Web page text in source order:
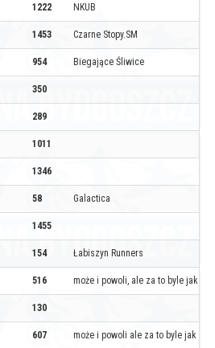
1222 NKUB
1453 Czarne Stopy.SM
954 Biegające Śliwice
350
289
1011
1346
58 Galactica
1455
154 Łabiszyn Runners
516 może i powoli, ale za to byle jak
130
607 może i powoli ale za to byle jak